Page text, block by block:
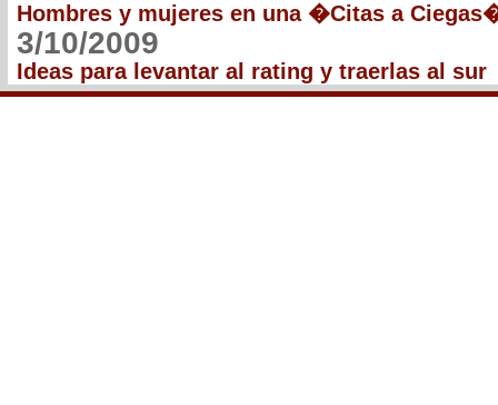
Hombres y mujeres en una �Citas a
3/10/2009
Ideas para levantar al rating y traerlas al sur